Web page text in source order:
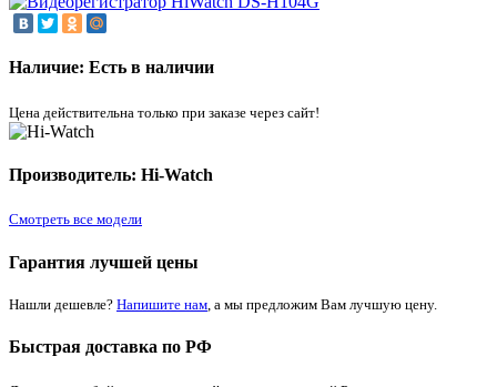
Наличие: Есть в наличии
Цена действительна только при заказе через сайт!
Производитель: Hi-Watch
Смотреть все модели
Гарантия лучшей цены
Нашли дешевле? Напишите нам , а мы предложим Вам лучшую цену.
Быстрая доставка по РФ